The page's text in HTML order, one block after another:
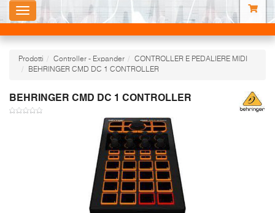
Toggle
navigation
Prodotti Controller - Expander
CONTROLLER E PEDALIERE MIDI
BEHRINGER CMD DC 1 CONTROLLER
BEHRINGER CMD DC 1 CONTROLLER